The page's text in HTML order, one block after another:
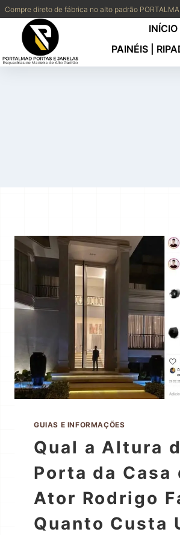
Compre direto de fábrica no alto padrão
INÍCIO
PAINÉIS |
GUIAS E INFORMAÇÕES
Qual a Altura
Porta da Casa
Ator Rodrigo
Quanto Custa